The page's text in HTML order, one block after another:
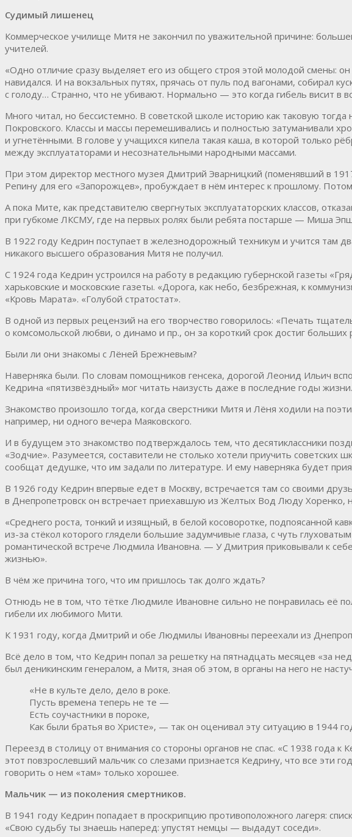
Судимый лишенец
Коммерческое училище Митя не закончил по уважительной причине:
учителей.
«Одно отличие сразу выделяет его из общего строя этой молодой смены:
навидался. И на вокзальных путях, прячась от пуль под вагонами, собирал
с голоду… Странно, что не убивают. Нормально — это когда гибель висит
Много читал, но бессистемно. В советской школе историю как таковую
Покровского. Классы и массы перемешивались и полностью затуманивали
и угнетёнными. В голове у учащихся кипела такая каша, в которой только
между эксплуататорами и несознательными народными массами.
При этом директор местного музея Дмитрий Эварницкий (поменявший в
Репину для его «Запорожцев», пробуждает в нём интерес к прошлому.
А пока Мите, как представителю свергнутых эксплуататорских классов,
при губкоме ЛКСМУ, где на первых ролях были ребята постарше — Миша
В 1922 году Кедрин поступает в железнодорожный техникум и учится там
никакого высшего образования Митя не получил.
С 1924 года Кедрин устроился на работу в редакцию губернской газеты
харьковские и московские газеты. «Дорога, как небо, безбрежная, к
«Кровь Марата». «Голубой стратостат».
В одной из первых рецензий на его творчество говорилось: «Печать
о комсомольской любви, о динамо и пр., он за короткий срок достиг больших
Были ли они знакомы с Лёней Брежневым?
Наверняка были. По словам помощников генсека, дорогой Леонид Ильич
Кедрина «пятизвёздный» мог читать наизусть даже в последние годы жизни.
Знакомство произошло тогда, когда сверстники Митя и Лёня ходили на
например, ни одного вечера Маяковского.
И в будущем это знакомство подтверждалось тем, что десятиклассники
«Зодчие». Разумеется, составители не столько хотели приучить
сообщат дедушке, что им задали по литературе. И ему наверняка будет
В 1926 году Кедрин впервые едет в Москву, встречается там со своими
в Днепропетровск он встречает приехавшую из Желтых Вод Люду Хоренко,
«Среднего роста, тонкий и изящный, в белой косоворотке, подпоясанной
из-за стёкол которого глядели большие задумчивые глаза, с чуть
романтической встрече Людмила Ивановна. — У Дмитрия приковывали к
жизнью».
В чём же причина того, что им пришлось так долго ждать?
Отнюдь не в том, что тётке Людмиле Ивановне сильно не понравилась
гибели их любимого Мити.
К 1931 году, когда Дмитрий и обе Людмилы Ивановны переехали из
Всё дело в том, что Кедрин попал за решетку на пятнадцать месяцев «за
был деникинским генералом, а Митя, зная об этом, в органы на него не
«Не в культе дело, дело в роке.
Пусть времена теперь не те —
Есть соучастники в пороке,
Как были братья во Христе», — так он оценивал эту ситуацию в 1944
Переезд в столицу от внимания со стороны органов не спас. «С 1938 года
этот повзрослевший мальчик со слезами признается Кедрину, что все эти
говорить о нем «там» только хорошее.
Мальчик — из поколения смертников.
В 1941 году Кедрин попадает в проскрипцию противоположного лагеря:
«Свою судьбу ты знаешь наперед: упустят немцы — выдадут соседи».